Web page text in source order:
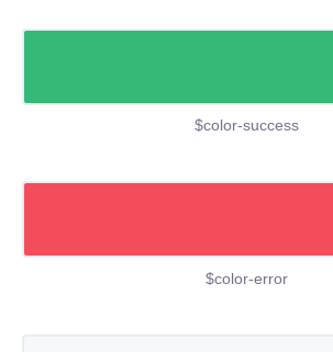
$color-success
$color-error